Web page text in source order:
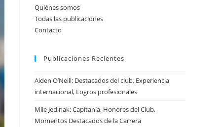
Quiénes somos
Todas las publicaciones
Contacto
Publicaciones Recientes
Aiden O’Neill: Destacados del club, Experiencia
internacional, Logros profesionales
Mile Jedinak: Capitanía, Honores del Club,
Momentos Destacados de la Carrera